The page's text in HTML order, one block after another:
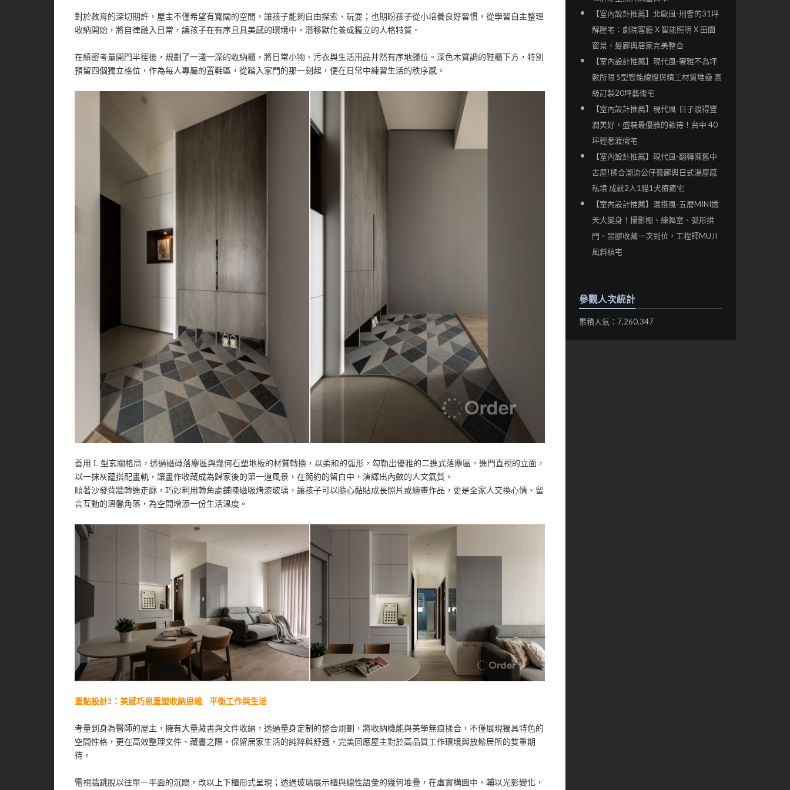
對於教育的深切期許，屋主不僅希望有寬闊的空間，讓孩子能夠自由探索、玩耍；也期盼孩子從小培養良好習慣，從學習自主整理
收納開始，將自律融入日常，讓孩子在有序且具美感的環境中，潛移默化養成獨立的人格特質。
在縝密考量開門半徑後，規劃了一淺一深的收納櫃，將日常小物、污衣與生活用品井然有序地歸位。深色木質調的鞋櫃下方，特別
預留四個獨立格位，作為每人專屬的置鞋區，從踏入家門的那一刻起，便在日常中練習生活的秩序感。
善用 L 型玄關格局，透過磁磚落塵區與幾何石塑地板的材質轉換，以柔和的弧形，勾勒出優雅的二進式落塵區。進門直視的立面，
以一抹灰蘊搭配畫軌，讓畫作收藏成為歸家後的第一道風景，在簡約的留白中，演繹出內斂的人文氣質。
順著沙發背牆轉進走廊，巧妙利用轉角處鋪陳磁吸烤漆玻璃，讓孩子可以隨心黏貼成長照片或繪畫作品，更是全家人交換心情、留
言互動的溫馨角落，為空間增添一份生活溫度。
重點設計2：美感巧思重塑收納思維 平衡工作與生活
考量到身為醫師的屋主，擁有大量藏書與文件收納，透過量身定制的整合規劃，將收納機能與美學無痕揉合，不僅展現獨具特色的
空間性格，更在高效整理文件、藏書之際，保留居家生活的純粹與舒適，完美回應屋主對於高品質工作環境與放鬆居所的雙重期
待。
電視牆跳脫以往單一平面的沉悶，改以上下櫃形式呈現；透過玻璃展示櫃與線性語彙的幾何堆疊，在虛實構圖中，輔以光影變化，
【室內設計推薦】北歐風-刑警的31坪
解壓宅：劇院客廳 X 智能照明 X 田園
窗景，髮廊與居家完美整合
【室內設計推薦】現代風-奢雅不為坪
數所限 S型智能線燈與精工材質堆疊 高
級訂製20坪藝術宅
【室內設計推薦】現代風-日子渡得豐
潤美好，盛裝最優雅的款待！台中 40
坪輕奢渡假宅
【室內設計推薦】現代風-翻轉陳舊中
古屋!揉合潮流公仔藝廊與日式湯屋感
私境 成就2人1貓1犬療癒宅
【室內設計推薦】混搭風-五層MINI透
天大變身！攝影棚、練舞室、弧形拱
門、黑膠收藏一次到位，工程師MUJI
風斜槓宅
參觀人次統計
累積人氣：7,260,347